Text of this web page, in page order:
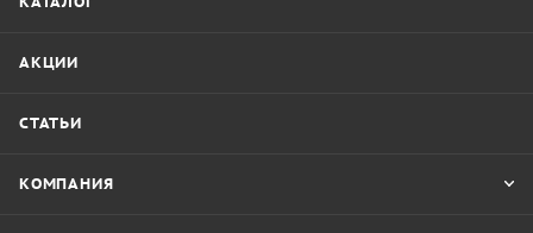
АКЦИИ
СТАТЬИ
КОМПАНИЯ